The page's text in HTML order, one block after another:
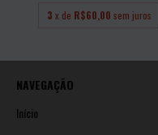
3 x de R$60,00 sem juros
NAVEGAÇÃO
Início